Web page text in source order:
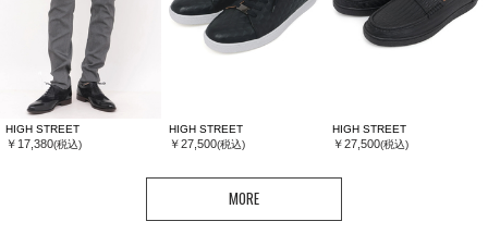
HIGH STREET
￥17,380(税込)
HIGH STREET
￥27,500(税込)
HIGH STREET
￥27,500(税込)
MORE